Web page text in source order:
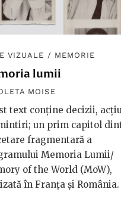
VIZUALE / MEMORIE
lumii
MOISE
text conține decizii,
un prim capitol
fragmentară a
Memoria Lumii/
of the World (MoW),
în Franța și România.